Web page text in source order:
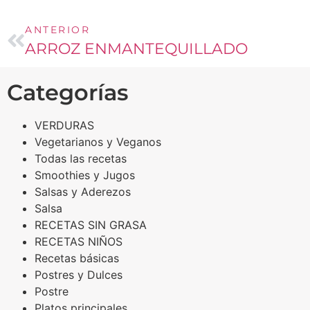
ANTERIOR
ARROZ ENMANTEQUILLADO
Categorías
VERDURAS
Vegetarianos y Veganos
Todas las recetas
Smoothies y Jugos
Salsas y Aderezos
Salsa
RECETAS SIN GRASA
RECETAS NIÑOS
Recetas básicas
Postres y Dulces
Postre